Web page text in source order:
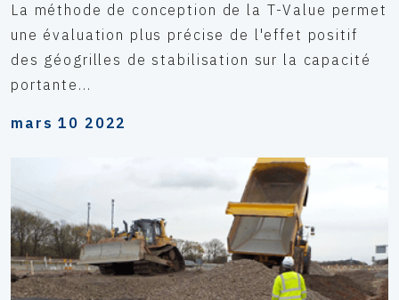
La méthode de conception de la T-Value permet
une évaluation plus précise de l'effet positif
des géogrilles de stabilisation sur la capacité
portante...
mars 10 2022